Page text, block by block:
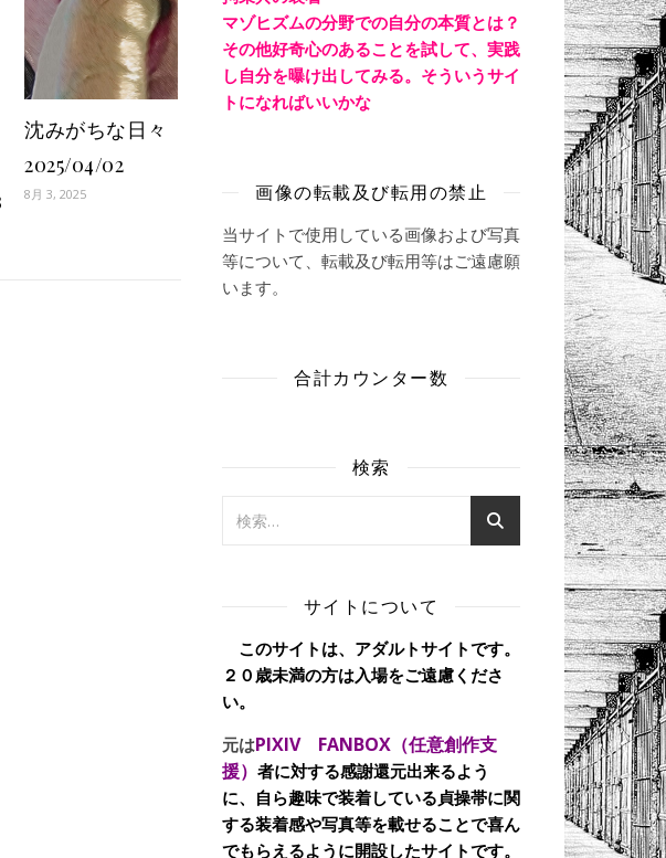
沈みがちな日々
2025/04/02
8月 3, 2025
マゾヒズムの分野での自分の本質とは？
その他好奇心のあることを試して、実践
し自分を曝け出してみる。そういうサイ
トになればいいかな
画像の転載及び転用の禁止
当サイトで使用している画像および写真
等について、転載及び転用等はご遠慮願
います。
合計カウンター数
検索
サイトについて
このサイトは、アダルトサイトです。
２０歳未満の方は入場をご遠慮くださ
い。
元はPIXIV FANBOX（任意創作支
援） 者に対する感謝還元出来るよう
に、自ら趣味で装着している貞操帯に関
する装着感や写真等を載せることで喜ん
でもらえるように開設したサイトです。